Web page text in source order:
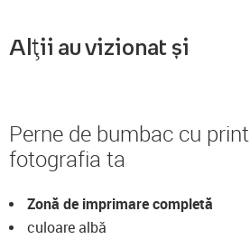
Alții au vizionat și
Perne de bumbac cu
fotografia ta
Zonă de imprimare completă
culoare albă